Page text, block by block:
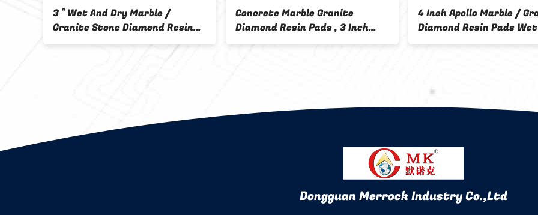
4 Inch Apollo Marble / Granite
Diamond Resin Pads Wet And
Durable Concrete Special
Diamond Resin Pads / Discs
Promotion
Đánh bóng kim cương cho
thạch đá granite đánh bóng
nét
Dongguan Merrock Industry Co.,Ltd